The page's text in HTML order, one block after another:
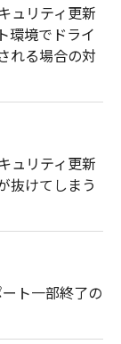
ュリティ更新
環境でドライ
れる場合の対
ュリティ更新
抜けてしまう
ト一部終了の